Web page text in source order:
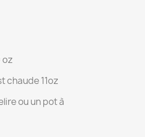
oz
chaude 11oz
ou un pot à